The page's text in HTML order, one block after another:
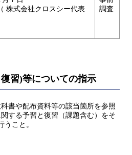
株式会社クロスシー代表
調査
習)等についての指示
書や配布資料等の該当箇所を参照
する予習と復習（課題含む）をそ
うこと。